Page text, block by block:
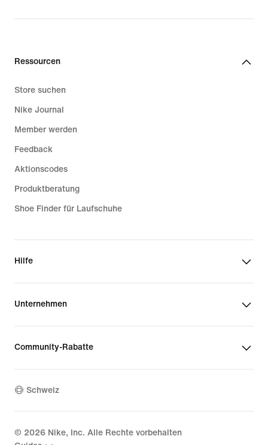
Ressourcen
Store suchen
Nike Journal
Member werden
Feedback
Aktionscodes
Produktberatung
Shoe Finder für Laufschuhe
Hilfe
Unternehmen
Community-Rabatte
Schweiz
© 2026 Nike, Inc. Alle Rechte vorbehalten